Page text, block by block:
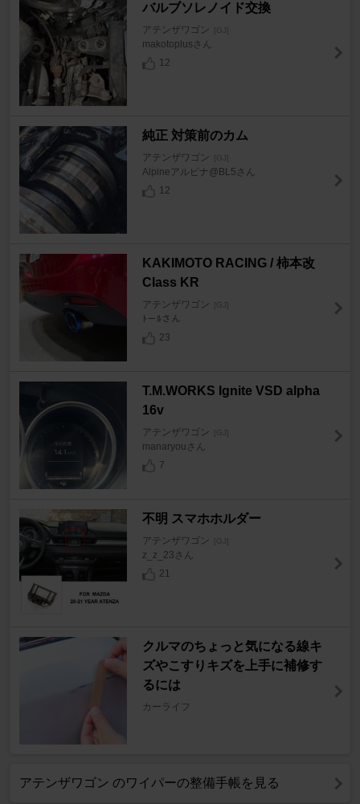
バルブソレノイド交換
アテンザワゴン [GJ]
makotoplusさん
12
純正 対策前のカム
アテンザワゴン [GJ]
Alpineアルピナ@BL5さん
12
KAKIMOTO RACING / 柿本改
Class KR
アテンザワゴン [GJ]
ﾄ－ﾙさん
23
T.M.WORKS Ignite VSD alpha
16v
アテンザワゴン [GJ]
manaryouさん
7
不明 スマホホルダー
アテンザワゴン [GJ]
z_z_23さん
21
クルマのちょっと気になる線キ
ズやこすりキズを上手に補修す
るには
カーライフ
アテンザワゴン のワイパーの整備手帳を見る